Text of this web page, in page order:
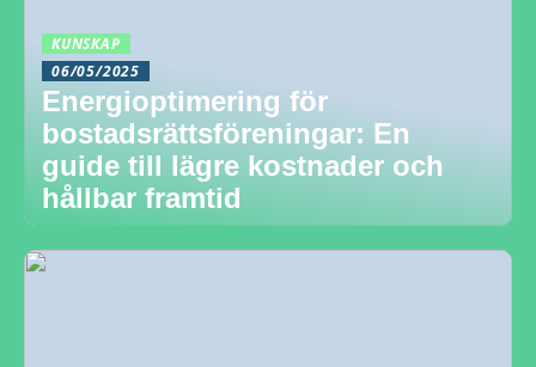
KUNSKAP
06/05/2025
Energioptimering för
bostadsrättsföreningar: En
guide till lägre kostnader och
hållbar framtid